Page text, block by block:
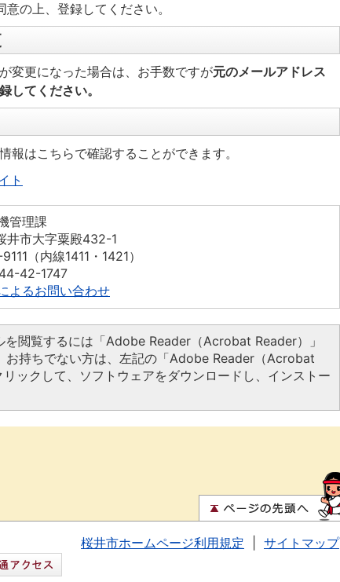
の上、登録してください。
変更になった場合は、お手数ですが元のメールアドレス
してください。
報はこちらで確認することができます。
ト
管理課
市大字粟殿432-1
（内線1411・1421）
42-1747
よるお問い合わせ
を閲覧するには「Adobe Reader（Acrobat Reader）」
お持ちでない方は、左記の「Adobe Reader（Acrobat
ックして、ソフトウェアをダウンロードし、インストー
桜井市ホームページ利用規定 サイトマップ